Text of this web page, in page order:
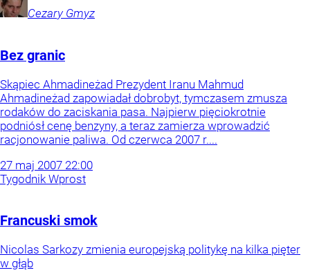
Cezary Gmyz
Bez granic
Skąpiec Ahmadineżad Prezydent Iranu Mahmud
Ahmadineżad zapowiadał dobrobyt, tymczasem zmusza
rodaków do zaciskania pasa. Najpierw pięciokrotnie
podniósł cenę benzyny, a teraz zamierza wprowadzić
racjonowanie paliwa. Od czerwca 2007 r....
27 maj 2007 22:00
Tygodnik Wprost
Francuski smok
Nicolas Sarkozy zmienia europejską politykę na kilka pięter
w głąb